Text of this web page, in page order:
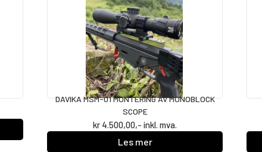
DAVIKA MSM-01 MONTERING AV MONOBLOCK
SCOPE
kr 4.500,00,- inkl. mva.
Les mer